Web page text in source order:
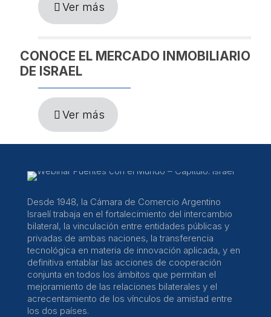
Ver más
CONOCE EL MERCADO INMOBILIARIO
DE ISRAEL
Ver más
Desde 1948, la Cámara de Comercio Argentino
Israelí trabaja en el fortalecimiento del intercambio
bilateral, la vinculación entre entidades públicas y
privadas de ambas naciones, la transferencia
tecnológica en materia de innovación aplicada, y en
definitiva entablar las acciones de cooperación
conjunta en todos los ámbitos que permitan el
mejoramiento de las relaciones bilaterales y el
acrecentamiento de los vínculos de amistad entre
los dos países.